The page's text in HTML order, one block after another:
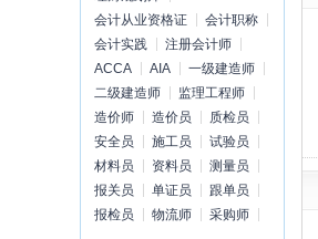
会计从业资格证
会计职称
会计实践
注册会计师
ACCA
AIA
一级建造师
二级建造师
监理工程师
造价师
造价员
质检员
安全员
施工员
试验员
材料员
资料员
测量员
报关员
单证员
跟单员
报检员
物流师 采购师